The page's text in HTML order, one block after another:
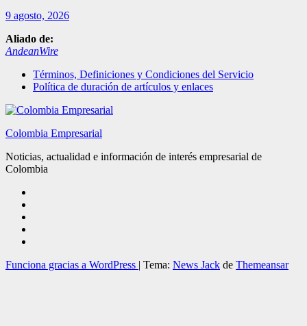
9 agosto, 2026
Aliado de:
AndeanWire
Términos, Definiciones y Condiciones del Servicio
Política de duración de artículos y enlaces
Colombia Empresarial
Noticias, actualidad e información de interés empresarial de
Colombia
Funciona gracias a WordPress | Tema: News Jack de Themeansar